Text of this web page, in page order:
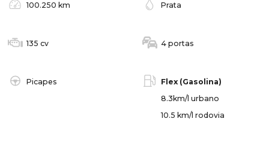
100.250 km Prata
135 cv 4 portas
Picapes
Flex (Gasolina)
8.3km/l urbano
10.5 km/l rodovia